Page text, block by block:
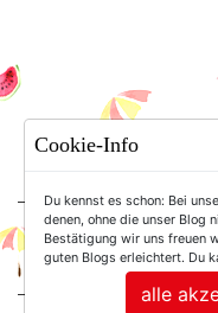
For
Cookie-Info
Du kennst es schon: Bei
denen, ohne die unser Blog
Bestätigung wir uns freuen
guten Blogs erleichtert. Du
alle